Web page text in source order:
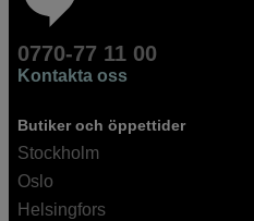
0770-77 11 00
Kontakta oss
Butiker och öppettider
Stockholm
Oslo
Helsingfors